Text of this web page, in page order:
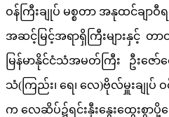
ဝန်ကြီးချုပ် မစ္စတာ အနုထင်ချာ
အဆင့်မြင့်အရာရှိကြီးများနှင့် တာ
မြန်မာနိုင်ငံသံအမတ်ကြီး ဦးဇော်ဇေ
သံ(ကြည်း၊ ရေ၊ လေ)ဗိုလ်မှူးချုပ်
က လေဆိပ်၌ရင်းနှီးနွေးထွေးစွ